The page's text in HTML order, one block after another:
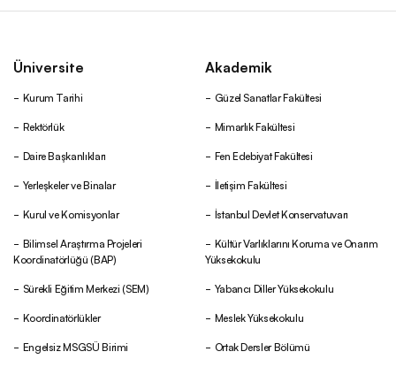
Üniversite Yönetim Kurulu
Genel Sekreterlik
Daire Başkanlıkları
Yönetmelik ve Yönergeler
Üniversite
Kurum Tarihi
Rektörlük
Daire Başkanlıkları
Yerleşkeler ve Binalar
Kurul ve Komisyonlar
Bilimsel Araştırma Projeleri
Koordinatörlüğü (BAP)
Sürekli Eğitim Merkezi (SEM)
Koordinatörlükler
Engelsiz MSGSÜ Birimi
Akademik
Güzel Sanatlar Fakültesi
Mimarlık Fakültesi
Fen Edebiyat Fakültesi
İletişim Fakültesi
İstanbul Devlet Konservatuvarı
Kültür Varlıklarını Koruma ve Onarım
Yüksekokulu
Yabancı Diller Yüksekokulu
Meslek Yüksekokulu
Ortak Dersler Bölümü